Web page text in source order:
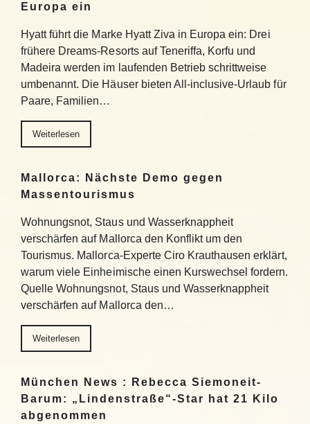
Europa ein
Hyatt führt die Marke Hyatt Ziva in Europa ein: Drei
frühere Dreams-Resorts auf Teneriffa, Korfu und
Madeira werden im laufenden Betrieb schrittweise
umbenannt. Die Häuser bieten All-inclusive-Urlaub für
Paare, Familien…
Weiterlesen
Mallorca: Nächste Demo gegen
Massentourismus
Wohnungsnot, Staus und Wasserknappheit
verschärfen auf Mallorca den Konflikt um den
Tourismus. Mallorca-Experte Ciro Krauthausen erklärt,
warum viele Einheimische einen Kurswechsel fordern.
Quelle Wohnungsnot, Staus und Wasserknappheit
verschärfen auf Mallorca den…
Weiterlesen
München News : Rebecca Siemoneit-
Barum: „Lindenstraße“-Star hat 21 Kilo
abgenommen